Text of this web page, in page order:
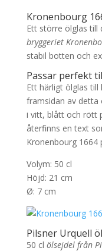
Kronenbourg
Ett större ölglas till
bryggeriet
stabil botten och
Passar perfekt
Ett härligt ölglas till
framsidan av detta
i vitt, blått och rött
återfinns en text
Kronenbourg
Volym: 50 cl
Höjd: 21 cm
Ø: 7 cm
Pilsner Urquell
50 cl ölsejdel från